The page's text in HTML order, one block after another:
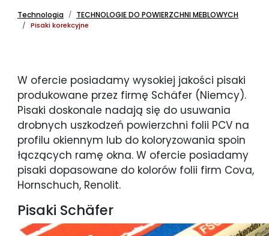
Technologia TECHNOLOGIE DO POWIERZCHNI MEBLOWYCH
Pisaki korekcyjne
W ofercie posiadamy wysokiej jakości pisaki
produkowane przez firmę Schäfer (Niemcy).
Pisaki doskonale nadają się do usuwania
drobnych uszkodzeń powierzchni folii PCV na
profilu okiennym lub do koloryzowania spoin
łączących ramę okna. W ofercie posiadamy
pisaki dopasowane do kolorów folii firm Cova,
Hornschuch, Renolit.
Pisaki Schäfer